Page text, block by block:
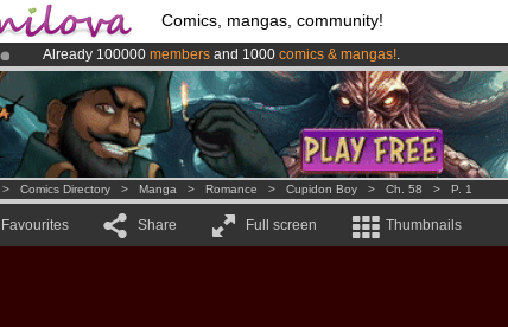
Comics, mangas, community!
Already 100000 members and 1000 comics & mangas!.
AmilovaKickstarter is now LIVE!.
Premium membership from3.95 euros per month !Get membership now
Comics Directory > Manga > Romance > Cupidon Boy > Ch. 58 > P. 1
Favourites Share Full screen Thumbnails